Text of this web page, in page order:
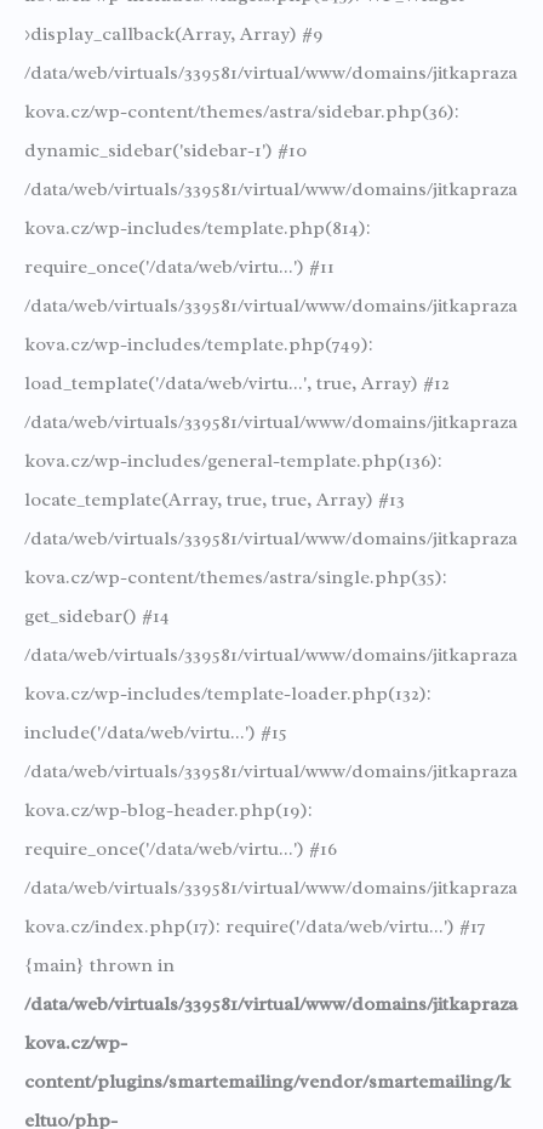
>display_callback(Array, Array) #9
/data/web/virtuals/339581/virtual/www/domains/jitkapraza
kova.cz/wp-content/themes/astra/sidebar.php(36):
dynamic_sidebar('sidebar-1') #10
/data/web/virtuals/339581/virtual/www/domains/jitkapraza
kova.cz/wp-includes/template.php(814):
require_once('/data/web/virtu...') #11
/data/web/virtuals/339581/virtual/www/domains/jitkapraza
kova.cz/wp-includes/template.php(749):
load_template('/data/web/virtu...', true, Array) #12
/data/web/virtuals/339581/virtual/www/domains/jitkapraza
kova.cz/wp-includes/general-template.php(136):
locate_template(Array, true, true, Array) #13
/data/web/virtuals/339581/virtual/www/domains/jitkapraza
kova.cz/wp-content/themes/astra/single.php(35):
get_sidebar() #14
/data/web/virtuals/339581/virtual/www/domains/jitkapraza
kova.cz/wp-includes/template-loader.php(132):
include('/data/web/virtu...') #15
/data/web/virtuals/339581/virtual/www/domains/jitkapraza
kova.cz/wp-blog-header.php(19):
require_once('/data/web/virtu...') #16
/data/web/virtuals/339581/virtual/www/domains/jitkapraza
kova.cz/index.php(17): require('/data/web/virtu...') #17
{main} thrown in
/data/web/virtuals/339581/virtual/www/domains/jitkapraza
kova.cz/wp-
content/plugins/smartemailing/vendor/smartemailing/k
eltuo/php-